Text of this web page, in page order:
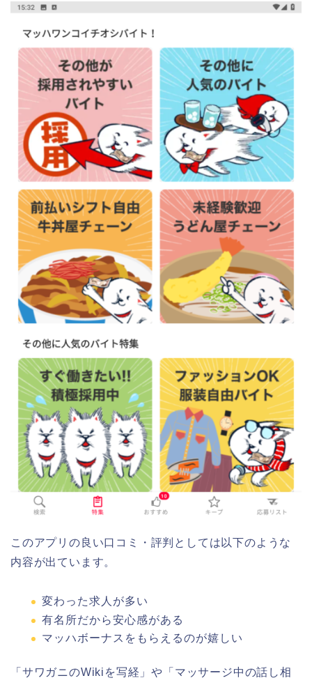
このアプリの良い口コミ・評判としては以下のような
内容が出ています。
変わった求人が多い
有名所だから安心感がある
マッハボーナスをもらえるのが嬉しい
「サワガニのWikiを写経」や「マッサージ中の話し相